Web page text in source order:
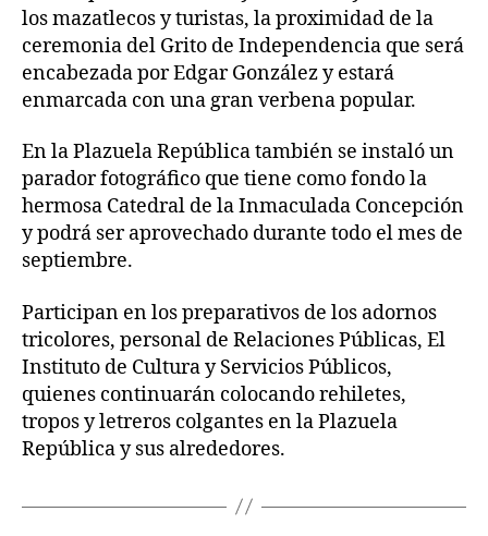
los mazatlecos y turistas, la proximidad de la
ceremonia del Grito de Independencia que será
encabezada por Edgar González y estará
enmarcada con una gran verbena popular.
En la Plazuela República también se instaló un
parador fotográfico que tiene como fondo la
hermosa Catedral de la Inmaculada Concepción
y podrá ser aprovechado durante todo el mes de
septiembre.
Participan en los preparativos de los adornos
tricolores, personal de Relaciones Públicas, El
Instituto de Cultura y Servicios Públicos,
quienes continuarán colocando rehiletes,
tropos y letreros colgantes en la Plazuela
República y sus alrededores.